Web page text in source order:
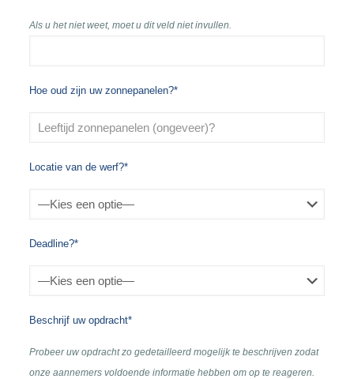
Als u het niet weet, moet u dit veld niet invullen.
Hoe oud zijn uw zonnepanelen?*
Locatie van de werf?*
Deadline?*
Beschrijf uw opdracht*
Probeer uw opdracht zo gedetailleerd mogelijk te beschrijven zodat
onze aannemers voldoende informatie hebben om op te reageren.